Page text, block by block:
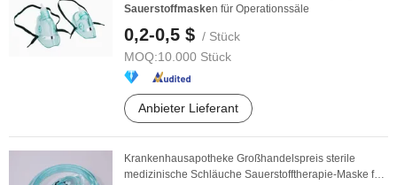
Sauerstoffmasken für Operationssäle
0,2-0,5 $ / Stück
MOQ:10.000 Stück
Anbieter Lieferant
Krankenhausapotheke Großhandelspreis sterile
medizinische Schläuche Sauerstofftherapie-Maske für